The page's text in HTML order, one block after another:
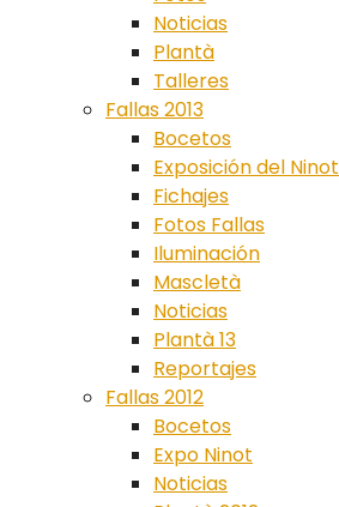
Noticias
Plantà
Talleres
Fallas 2013
Bocetos
Exposición del Ninot
Fichajes
Fotos Fallas
Iluminación
Mascletà
Noticias
Plantà 13
Reportajes
Fallas 2012
Bocetos
Expo Ninot
Noticias